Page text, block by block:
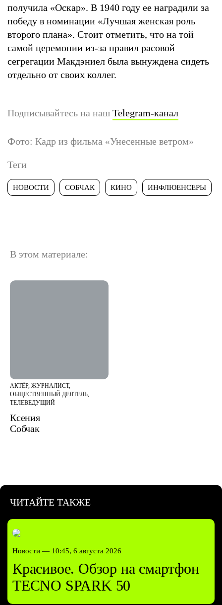
получила «Оскар». В 1940 году ее наградили за
победу в номинации «Лучшая женская роль
второго плана». Стоит отметить, что на той
самой церемонии из-за правил расовой
сегрегации Макдэниел была вынуждена сидеть
отдельно от своих коллег.
Подписывайтесь на наш Telegram-канал
Фото: Кадр из фильма «Унесенные ветром»
Теги
НОВОСТИ СОБЧАК КИНО ИНФЛЮЕНСЕРЫ
В этом материале:
АКТЁР, ЖУРНАЛИСТ,
ОБЩЕСТВЕННЫЙ ДЕЯТЕЛЬ,
ТЕЛЕВЕДУЩИЙ
Ксения
Собчак
ЧИТАЙТЕ ТАКЖЕ
Новости — 10:45, 6 августа 2026
Красивое. Обзор на смартфон
TECNO SPARK 50